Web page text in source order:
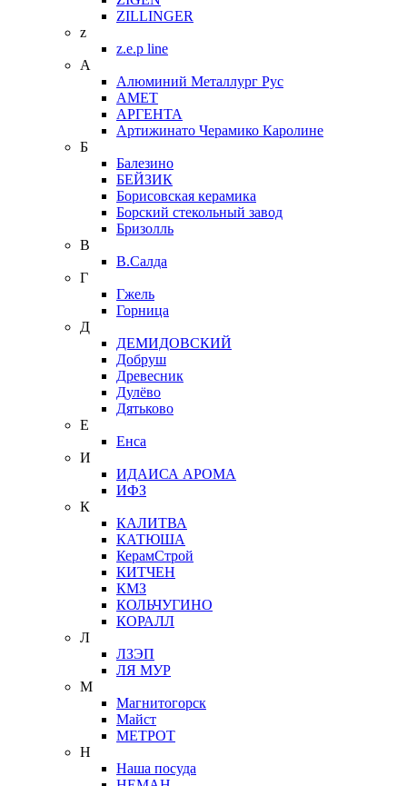
ZILLINGER
z
z.e.p line
А
Алюминий Металлург Рус
АМЕТ
АРГЕНТА
Артижинато Черамико Каролине
Б
Балезино
БЕЙЗИК
Борисовская керамика
Борский стекольный завод
Бризолль
В
В.Салда
Г
Гжель
Горница
Д
ДЕМИДОВСКИЙ
Добруш
Древесник
Дулёво
Дятьково
Е
Енса
И
ИДАИСА АРОМА
ИФЗ
К
КАЛИТВА
КАТЮША
КерамСтрой
КИТЧЕН
КМЗ
КОЛЬЧУГИНО
КОРАЛЛ
Л
ЛЗЭП
ЛЯ МУР
М
Магнитогорск
Майст
МЕТРОТ
Н
Наша посуда